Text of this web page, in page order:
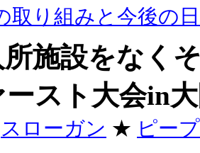
取り組みと今後の
施設をなく
スト大会in
スローガン ★ ピー